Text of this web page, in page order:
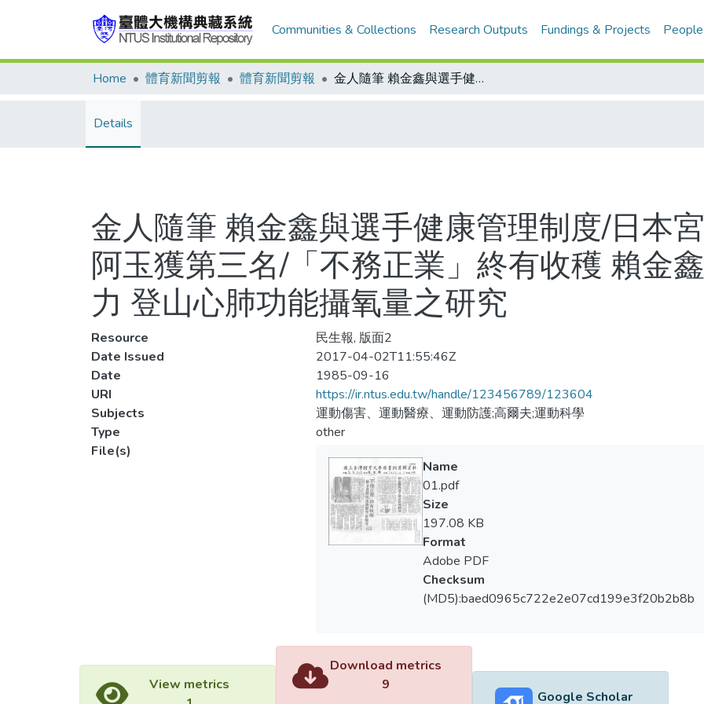
Communities & Collections Research Outputs Fundings & Projects People
Home 體育新聞剪報 體育新聞剪報 金人隨筆 賴金鑫與選手健康管理制度/日本宮城電視杯高球賽 涂阿玉獲第三名/「不務正業」終有收穫 賴金鑫鑽研運動醫學夠魄力 登山心肺功能攝氧量之研究
Details
金人隨筆 賴金鑫與選手健康管理制度/日本
阿玉獲第三名/「不務正業」終有收穫 賴金
力 登山心肺功能攝氧量之研究
Resource
民生報, 版面2
Date Issued
2017-04-02T11:55:46Z
Date
1985-09-16
URI
https://ir.ntus.edu.tw/handle/123456789/123604
Subjects
運動傷害、運動醫療、運動防護;高爾夫;運動科學
Type
other
File(s)
Name
01.pdf
Size
197.08 KB
Format
Adobe PDF
Checksum
(MD5):baed0965c722e2e07cd199e3f20b2b8b
View metrics
Download metrics
9
Google Scholar